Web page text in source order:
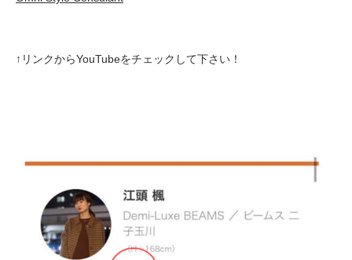
↑リンクからYouTubeをチェックして下さい！